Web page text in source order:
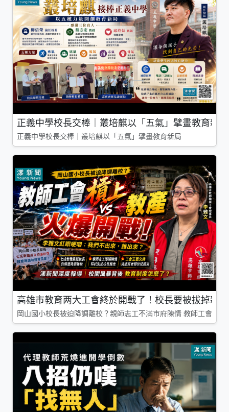
正義中學校長交棒｜叢培麒以「五氣」擘畫教育新局
正義中學校長交棒｜叢培麒以「五氣」擘畫教育新局
高雄市教育两大工會終於開戰了！校長要被拔掉親
岡山國小校長被迫降調離校？親師志工不滿市府陳情 教師工會槓